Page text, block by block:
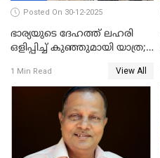
Posted On 30-12-2025
ഭാര്യയുടെ ദേഹത്ത് ലഹരി
ഒളിപ്പിച്ച് കുഞ്ഞുമായി യാത്ര;
പിടികൂടി പൊലീസ്
1 Min Read View All